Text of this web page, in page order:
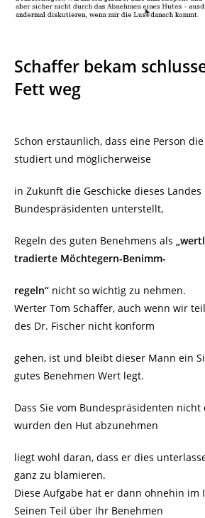
Schaffer bekam
Fett weg
Schon erstaunlich, dass eine Person
studiert und möglicherweise
in Zukunft die Geschicke dieses
Bundespräsidenten unterstellt,
Regeln des guten Benehmens als
tradierte Möchtegern-Benimm-
regeln“ nicht so wichtig zu nehmen.
Werter Tom Schaffer, auch wenn wir
des Dr. Fischer nicht konform
gehen, ist und bleibt dieser Mann ein
gutes Benehmen Wert legt.
Dass Sie vom Bundespräsidenten
wurden den Hut abzunehmen
liegt wohl daran, dass er dies
ganz zu blamieren.
Diese Aufgabe hat er dann ohnehin im
Seinen Teil über Ihr Benehmen